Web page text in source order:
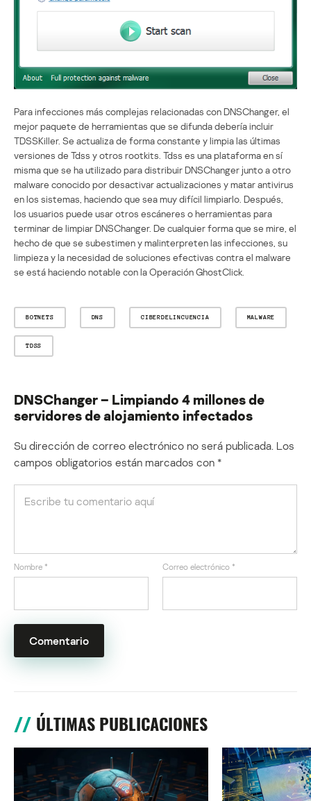
Para infecciones más complejas relacionadas con DNSChanger, el
mejor paquete de herramientas que se difunda debería incluir
TDSSKiller. Se actualiza de forma constante y limpia las últimas
versiones de Tdss y otros rootkits. Tdss es una plataforma en sí
misma que se ha utilizado para distribuir DNSChanger junto a otro
malware conocido por desactivar actualizaciones y matar antivirus
en los sistemas, haciendo que sea muy difícil limpiarlo. Después,
los usuarios puede usar otros escáneres o herramientas para
terminar de limpiar DNSChanger. De cualquier forma que se mire, el
hecho de que se subestimen y malinterpreten las infecciones, su
limpieza y la necesidad de soluciones efectivas contra el malware
se está haciendo notable con la Operación GhostClick.
BOTNETS DNS CIBERDELINCUENCIA MALWARE
TDSS
DNSChanger – Limpiando 4 millones de
servidores de alojamiento infectados
Su dirección de correo electrónico no será publicada. Los
campos obligatorios están marcados con *
Nombre * Correo electrónico *
ÚLTIMAS PUBLICACIONES